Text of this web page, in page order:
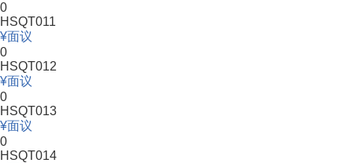
0
HSQT011
面议
0
HSQT012
面议
0
HSQT013
面议
0
HSQT014